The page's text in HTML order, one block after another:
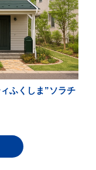
ふくしま”ソラチ